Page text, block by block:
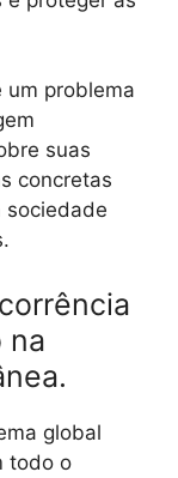
um problema
suas
concretas
sociedade
na
global
todo o